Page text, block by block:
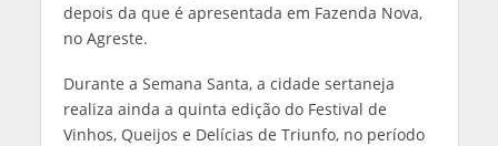
depois da que é apresentada em Fazenda Nova,
no Agreste.
Durante a Semana Santa, a cidade sertaneja
realiza ainda a quinta edição do Festival de
Vinhos, Queijos e Delícias de Triunfo, no período